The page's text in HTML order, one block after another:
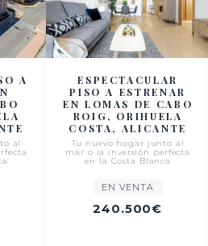
A
al
ESPECTACULAR
PISO A ESTRENAR
EN LOMAS DE CABO
ROIG, ORIHUELA
COSTA, ALICANTE
Tu nuevo hogar junto al
mar o la inversión perfecta
en la Costa Blanca
EN VENTA
240.500€